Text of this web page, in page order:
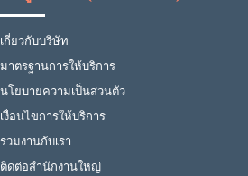
เกี่ยวกับบริษัท
มาตรฐานการให้บริการ
นโยบายความเป็นส่วนตัว
เงื่อนไขการให้บริการ
ร่วมงานกับเรา
ติดต่อสำนักงานใหญ่